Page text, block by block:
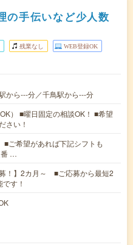
の手伝いなど少人数
残業なし WEB登録OK
から---分／千鳥駅から---分
） ■曜日固定の相談OK！ ■希望
さい！
ご希望があれば下記シフトも
番 …
！】2カ月～ ■ご応募から最短2
す！